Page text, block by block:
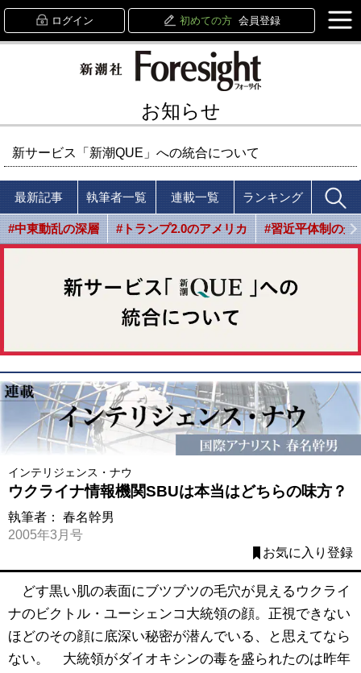
ログイン 初めての方 会員登録
お知らせ
新サービス「新潮QUE」への統合について
最新記事 執筆者一覧 連載一覧 ランキング
#中東動乱の深層 #トランプ2.0のアメリカ #習近平体制の光
インテリジェンス・ナウ
ウクライナ情報機関SBUは本当はどちらの味方？
執筆者： 春名幹男
2005年3月号
お気に入り登録
どす黒い肌の表面にブツブツの毛穴が見えるウクライ
ナのビクトル・ユーシェンコ大統領の顔。正視できない
ほどのその顔に底深い秘密が潜んでいる、と思えてなら
ない。 大統領がダイオキシンの毒を盛られたのは昨年